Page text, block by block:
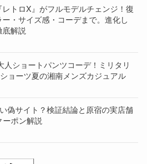
トロX』がフルモデルチェンジ！復
・サイズ感・コーデまで。進化し
底解説
人ショートパンツコーデ！ミリタリ
ョーツ夏の湘南メンズカジュアル
偽サイト？検証結論と原宿の実店舗
ポン解説